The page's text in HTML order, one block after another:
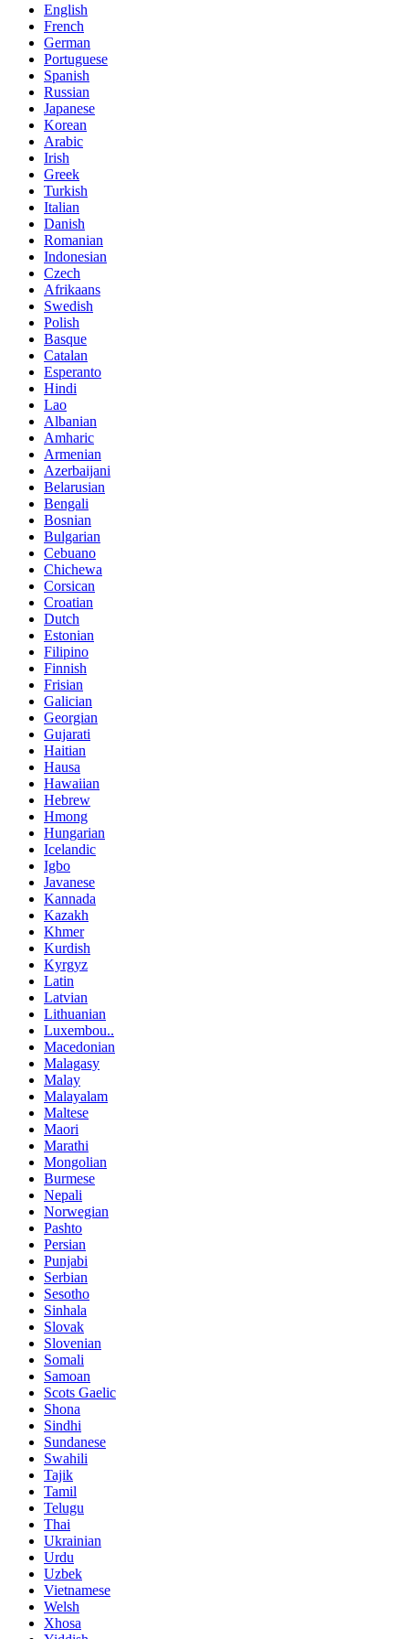
English
French
German
Portuguese
Spanish
Russian
Japanese
Korean
Arabic
Irish
Greek
Turkish
Italian
Danish
Romanian
Indonesian
Czech
Afrikaans
Swedish
Polish
Basque
Catalan
Esperanto
Hindi
Lao
Albanian
Amharic
Armenian
Azerbaijani
Belarusian
Bengali
Bosnian
Bulgarian
Cebuano
Chichewa
Corsican
Croatian
Dutch
Estonian
Filipino
Finnish
Frisian
Galician
Georgian
Gujarati
Haitian
Hausa
Hawaiian
Hebrew
Hmong
Hungarian
Icelandic
Igbo
Javanese
Kannada
Kazakh
Khmer
Kurdish
Kyrgyz
Latin
Latvian
Lithuanian
Luxembou..
Macedonian
Malagasy
Malay
Malayalam
Maltese
Maori
Marathi
Mongolian
Burmese
Nepali
Norwegian
Pashto
Persian
Punjabi
Serbian
Sesotho
Sinhala
Slovak
Slovenian
Somali
Samoan
Scots Gaelic
Shona
Sindhi
Sundanese
Swahili
Tajik
Tamil
Telugu
Thai
Ukrainian
Urdu
Uzbek
Vietnamese
Welsh
Xhosa